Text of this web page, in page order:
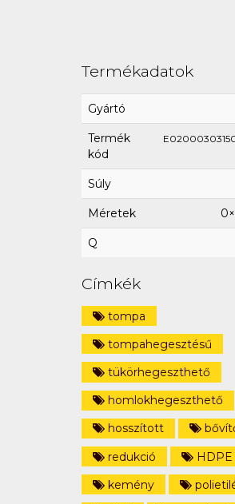
Termékadatok
Gyártó
Termék
kód
Súly
Méretek
Q
Címkék
tompa
tompahegesztésű
tükörhegeszthető
homlokhegeszthető
hosszított
redukció
HDPE
kemény